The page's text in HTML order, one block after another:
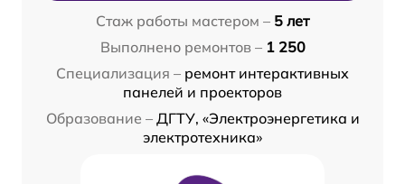
Стаж работы мастером – 5 лет
Выполнено ремонтов – 1 250
Специализация – ремонт интерактивных
панелей и проекторов
Образование – ДГТУ, «Электроэнергетика и
электротехника»